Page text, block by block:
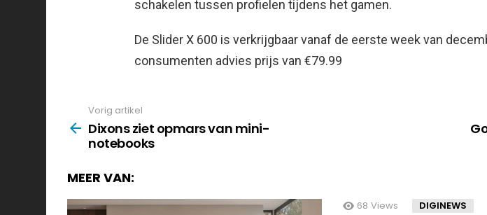
schakelen tussen profielen tijdens het gamen.
De Slider X 600 is verkrijgbaar vanaf de eerste week van
consumenten advies prijs van €79.99
more
Vorig artikel
Dixons ziet opmars van mini-
notebooks
MEER VAN:
68 Views DIGINEWS